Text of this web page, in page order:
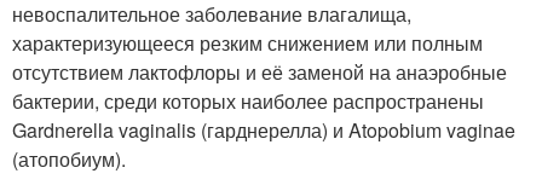
невоспалительное заболевание влагалища,
характеризующееся резким снижением или полным
отсутствием лактофлоры и её заменой на анаэробные
бактерии, среди которых наиболее распространены
Gardnerella vaginalis (гарднерелла) и Atopobium vaginae
(атопобиум).